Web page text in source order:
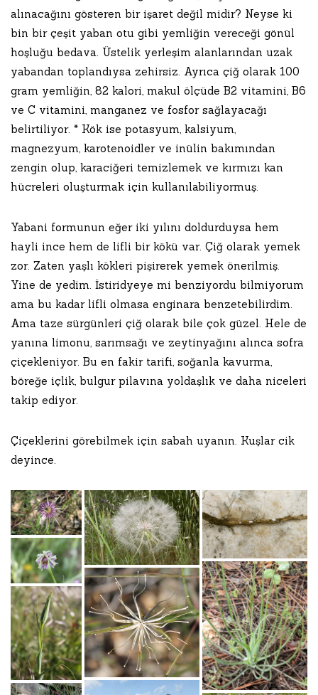
alınacağını gösteren bir işaret değil midir? Neyse ki
bin bir çeşit yaban otu gibi yemliğin vereceği gönül
hoşluğu bedava. Üstelik yerleşim alanlarından uzak
yabandan toplandıysa zehirsiz. Ayrıca çiğ olarak 100
gram yemliğin, 82 kalori, makul ölçüde B2 vitamini, B6
ve C vitamini, manganez ve fosfor sağlayacağı
belirtiliyor. * Kök ise potasyum, kalsiyum,
magnezyum, karotenoidler ve inülin bakımından
zengin olup, karaciğeri temizlemek ve kırmızı kan
hücreleri oluşturmak için kullanılabiliyormuş.
Yabani formunun eğer iki yılını doldurduysa hem
hayli ince hem de lifli bir kökü var. Çiğ olarak yemek
zor. Zaten yaşlı kökleri pişirerek yemek önerilmiş.
Yine de yedim. İstiridyeye mi benziyordu bilmiyorum
ama bu kadar lifli olmasa enginara benzetebilirdim.
Ama taze sürgünleri çiğ olarak bile çok güzel. Hele de
yanına limonu, sarımsağı ve zeytinyağını alınca sofra
çiçekleniyor. Bu en fakir tarifi, soğanla kavurma,
böreğe içlik, bulgur pilavına yoldaşlık ve daha niceleri
takip ediyor.
Çiçeklerini görebilmek için sabah uyanın. Kuşlar cik
deyince.